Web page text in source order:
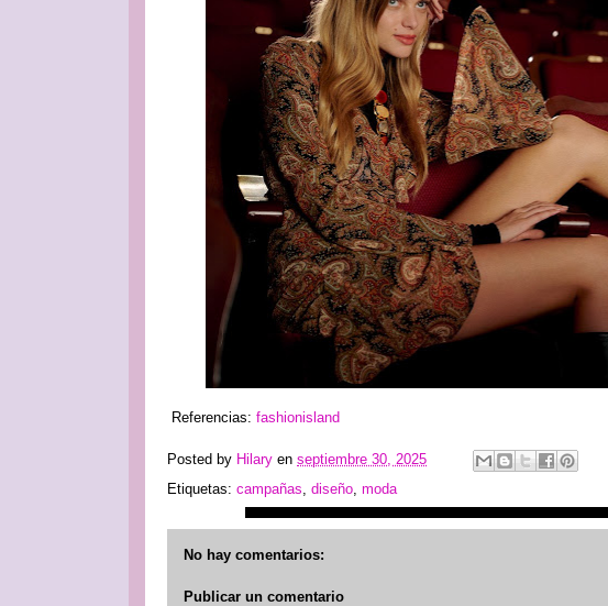
Referencias: fashionisland
Posted by Hilary en septiembre 30, 2025
Etiquetas: campañas diseño moda
No hay comentarios:
Publicar un comentario